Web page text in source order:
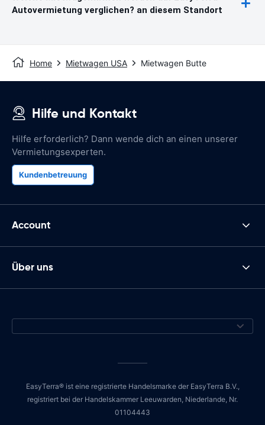
Autovermietung verglichen? an diesem Standort
Home Mietwagen USA Mietwagen Butte
Hilfe und Kontakt
Hilfe erforderlich? Dann wende dich an einen unserer
Vermietungsexperten.
Kundenbetreuung
Account
Über uns
EasyTerra® ist eine registrierte Handelsmarke der EasyTerra B.V.,
registriert bei der Handelskammer Leeuwarden, Niederlande, Nr.
01104443